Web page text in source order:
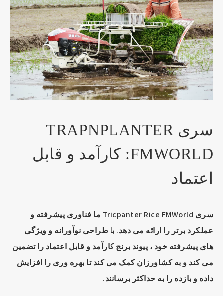
سری TRAPNPLANTER
FMWORLD: کارآمد و قابل
اعتماد
سری Tricpanter Rice FMWorld ما فناوری پیشرفته و
عملکرد برتر را ارائه می دهد. با طراحی نوآورانه و ویژگی
های پیشرفته خود ، پیوند برنج کارآمد و قابل اعتماد را تضمین
می کند و به کشاورزان کمک می کند تا بهره وری را افزایش
داده و بازده را به حداکثر برسانند.